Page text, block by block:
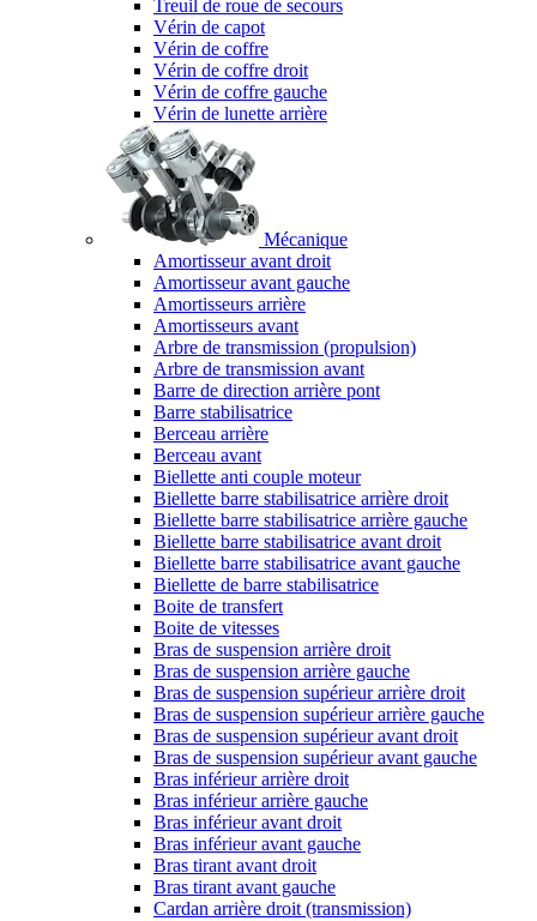
Treuil de roue de secours
Vérin de capot
Vérin de coffre
Vérin de coffre droit
Vérin de coffre gauche
Vérin de lunette arrière
Mécanique
Amortisseur avant droit
Amortisseur avant gauche
Amortisseurs arrière
Amortisseurs avant
Arbre de transmission (propulsion)
Arbre de transmission avant
Barre de direction arrière pont
Barre stabilisatrice
Berceau arrière
Berceau avant
Biellette anti couple moteur
Biellette barre stabilisatrice arrière droit
Biellette barre stabilisatrice arrière gauche
Biellette barre stabilisatrice avant droit
Biellette barre stabilisatrice avant gauche
Biellette de barre stabilisatrice
Boite de transfert
Boite de vitesses
Bras de suspension arrière droit
Bras de suspension arrière gauche
Bras de suspension supérieur arrière droit
Bras de suspension supérieur arrière gauche
Bras de suspension supérieur avant droit
Bras de suspension supérieur avant gauche
Bras inférieur arrière droit
Bras inférieur arrière gauche
Bras inférieur avant droit
Bras inférieur avant gauche
Bras tirant avant droit
Bras tirant avant gauche
Cardan arrière droit (transmission)